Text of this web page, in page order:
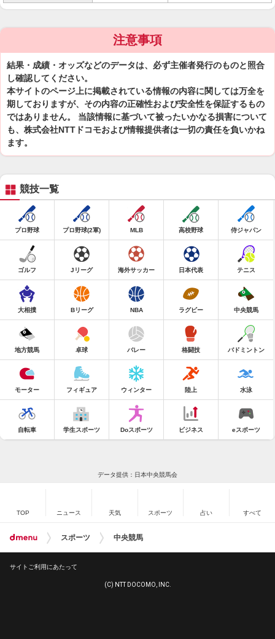
注意事項
結果・成績・オッズなどのデータは、必ず主催者発行のものと照合
し確認してください。
本サイトのページ上に掲載されている情報の内容に関しては万全を
期しておりますが、その内容の正確性および安全性を保証するもの
ではありません。 当該情報に基づいて被ったいかなる損害について
も、株式会社NTTドコモおよび情報提供者は一切の責任を負いかね
ます。
競技一覧
プロ野球 プロ野球(2軍) MLB 高校野球 侍ジャパン
ゴルフ Jリーグ 海外サッカー 日本代表 テニス
大相撲 Bリーグ NBA ラグビー 中央競馬
地方競馬 卓球 バレー 格闘技 バドミントン
モーター フィギュア ウィンター 陸上 水泳
自転車 学生スポーツ Doスポーツ ビジネス eスポーツ
データ提供：日本中央競馬会
TOP ニュース 天気 スポーツ 占い すべて
スポーツ 中央競馬
サイトご利用にあたって
(C) NTT DOCOMO, INC.